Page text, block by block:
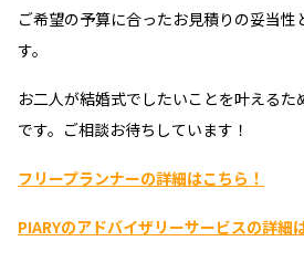
ご希望の予算に合ったお見積りの妥当性
す。
お二人が結婚式でしたいことを叶えるた
です。ご相談お待ちしています！
フリープランナーの詳細はこちら！
PIARYのアドバイザリーサービスの詳細